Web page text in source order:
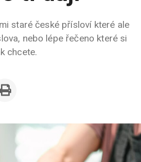
staré české přísloví které ale
nebo lépe řečeno které si
chcete.